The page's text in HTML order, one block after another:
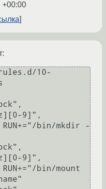
+00:00
10-
z][0-9]",
RUN+="/bin/mkdir -
z][0-9]",
bin/mount